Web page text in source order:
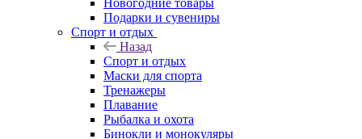
Новогодние товары
Подарки и сувениры
Спорт и отдых
Назад
Спорт и отдых
Маски для спорта
Тренажеры
Плавание
Рыбалка и охота
Бинокли и монокуляры